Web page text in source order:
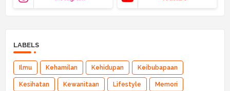
LABELS
Ilmu Kehamilan Kehidupan Keibubapaan
Kesihatan Kewanitaan Lifestyle Memori